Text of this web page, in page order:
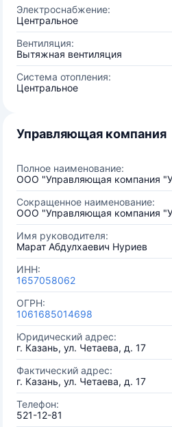
Электроснабжение:
Центральное
Вентиляция:
Вытяжная вентиляция
Система отопления:
Центральное
Управляющая компания
Полное наименование:
ООО "Управляющая компания
Сокращенное наименование:
ООО "Управляющая компания
Имя руководителя:
Марат Абдулхаевич Нуриев
ИНН:
1657058062
ОГРН:
1061685014698
Юридический адрес:
г. Казань, ул. Четаева, д. 17
Фактический адрес:
г. Казань, ул. Четаева, д. 17
Телефон:
521-12-81